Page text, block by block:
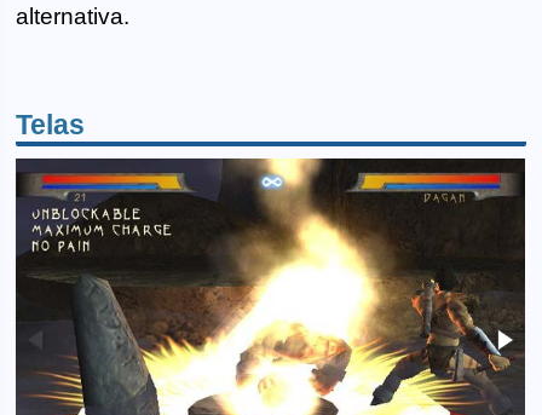
alternativa.
Telas